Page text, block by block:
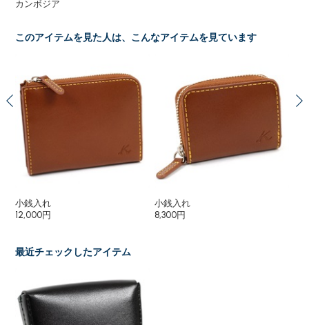
カンボジア
このアイテムを見た人は、こんなアイテムを見ています
小銭入れ
12,000円
小銭入れ
8,300円
最近チェックしたアイテム